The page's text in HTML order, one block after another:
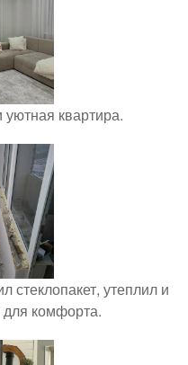
квартира.
стеклопакет, утеплил и
комфорта.